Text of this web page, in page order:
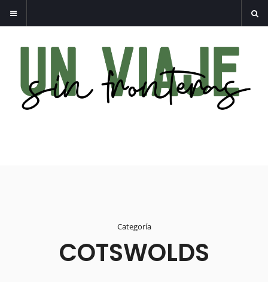
Categoría
COTSWOLDS